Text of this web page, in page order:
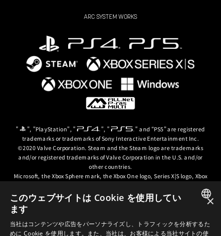
ARC SYSTEM WORKS
" ", "PlayStation", " ", " " and “PS5” are registered
trademarks or trademarks of Sony Interactive Entertainment Inc.
©2020 Valve Corporation. Steam and the Steam logo are trademarks
and/or registered trademarks of Valve Corporation in the U.S. and/or
other countries.
Microsoft, the Xbox Sphere mark, the Xbox One logo, Series X|S logo, Xbox
trademarks of the Microsoft group of companies.
© ARC SYSTEM WORKS / © 2024 CD PROJEKT S.A. All rights reserved. CD
PROJEKT, the CD PROJEKT logo, Cyberpunk, Cyberpunk 2077, the
Cyberpunk 2077 logo and Cyberpunk: Edgerunners are trademarks and/or
×
このウェブサイトは Cookie を使用してい
ます
当社はコンテンツや広告をパーソナライズし、トラフィックを分析するた
めに Cookie を使用します。また、当社は、お客様による当社サイトの使